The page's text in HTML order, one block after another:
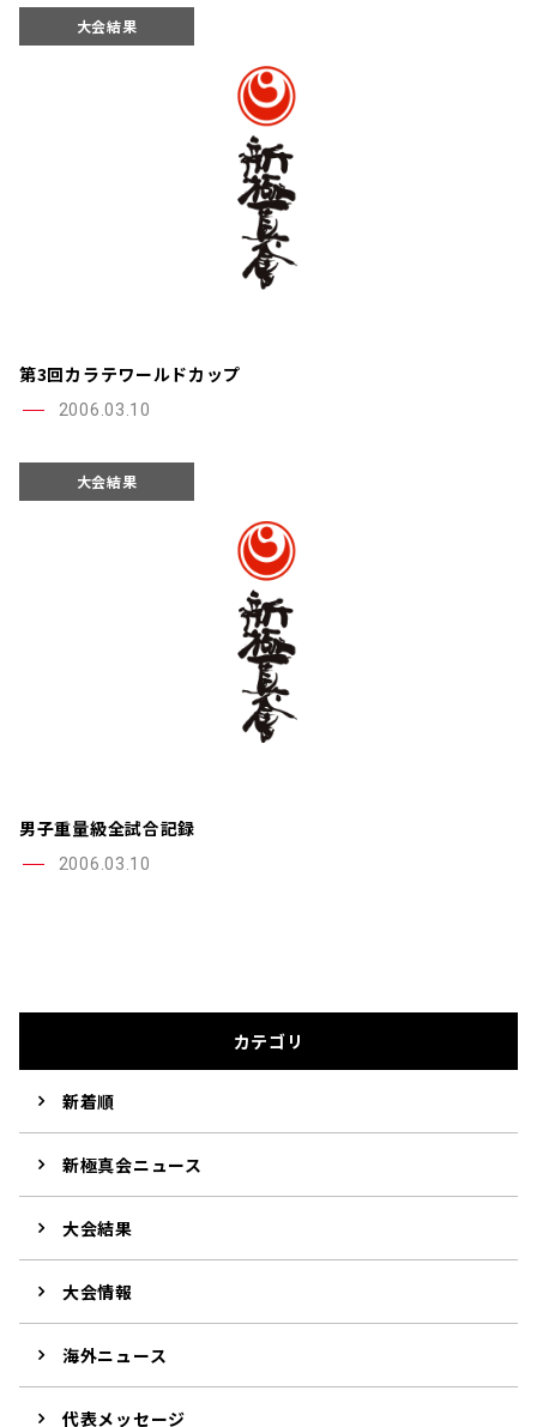
大会結果
第3回カラテワールドカップ
2006.03.10
大会結果
男子重量級全試合記録
2006.03.10
カテゴリ
新着順
新極真会ニュース
大会結果
大会情報
海外ニュース
代表メッセージ